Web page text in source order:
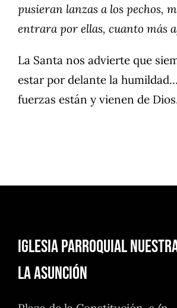
pusieran lanzas a los pechos,
entrara por ellas, cuanto más
La Santa nos advierte que
estar por delante la
fuerzas están y vienen de
Iglesia Parroquial
la Asunción